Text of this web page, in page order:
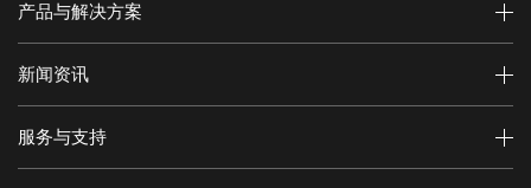
产品与解决方案
新闻资讯
服务与支持